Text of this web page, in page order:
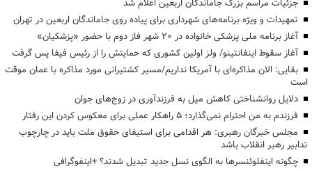
جزئیات مراسم بزرگ جاماندگان اربعین اعلام شد
تمهیدات و ویژه برنامه‌های شهرداری برای پیاده روی جاماندگان اربعین در تهران
آغاز برنامه ملی پزشکی خانواده در ۲۰ شهر فاز دوم با حضور «پزشکیان»
آغاز سقوط اینفانتینو/ ولز اولین کشوری که حمایتش را از رئیس فیفا پس گرفت
بقایی: الان مذاکره‌ای با آمریکا نداریم/مسیر کشتیرانی مورد مذاکره با عمان موقت
است
دلایل روانشناختی کاهش میل به فرزندآوری در زوج‌های جوان
فرزندم به من احترام نمی‌گذارد؛ ۵ راهکار عملی برای معکوس کردن این رفتار
مجلس خبرگان رهبری: هر اقدامی برای استیفای حقوق ملت باید در چارچوب
تدابیر رهبر انقلاب باشد
چگونه اینفلوئنسرها به الگوی نسل جدید تبدیل شدند؟ +اینفوگرافی